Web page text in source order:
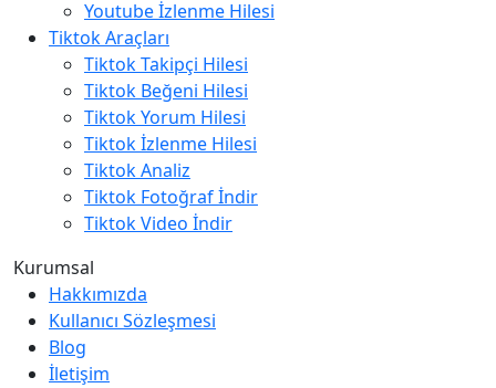
Youtube İzlenme Hilesi
Tiktok Araçları
Tiktok Takipçi Hilesi
Tiktok Beğeni Hilesi
Tiktok Yorum Hilesi
Tiktok İzlenme Hilesi
Tiktok Analiz
Tiktok Fotoğraf İndir
Tiktok Video İndir
Kurumsal
Hakkımızda
Kullanıcı Sözleşmesi
Blog
İletişim